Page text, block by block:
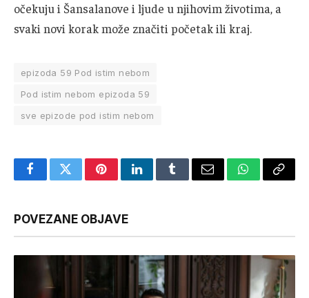
očekuju i Šansalanove i ljude u njihovim životima, a
svaki novi korak može značiti početak ili kraj.
epizoda 59 Pod istim nebom
Pod istim nebom epizoda 59
sve epizode pod istim nebom
FacebookTwitterPinterestLinkedInTumblrEmail WhatsApp
Copy
POVEZANE OBJAVE